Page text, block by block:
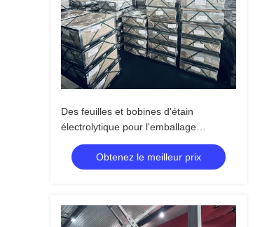
Des feuilles et bobines d'étain
électrolytique pour l'emballage
alimentaire.
Obtenez le meilleur prix